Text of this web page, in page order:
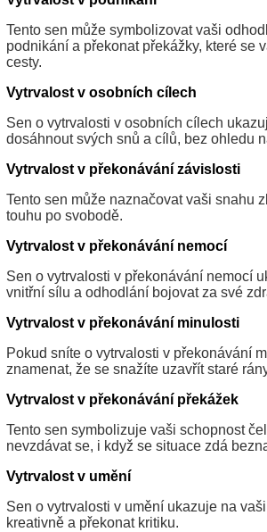
Tento sen může symbolizovat vaši
podnikání a překonat překážky, které se
cesty.
Vytrvalost v osobních cílech
Sen o vytrvalosti v osobních cílech
dosáhnout svých snů a cílů, bez ohledu
Vytrvalost v překonávání závislosti
Tento sen může naznačovat vaši snahu
touhu po svobodě.
Vytrvalost v překonávání nemocí
Sen o vytrvalosti v překonávání nemocí
vnitřní sílu a odhodlání bojovat za své
Vytrvalost v překonávání minulosti
Pokud sníte o vytrvalosti v překonávání
znamenat, že se snažíte uzavřít staré
Vytrvalost v překonávání překážek
Tento sen symbolizuje vaši schopnost
nevzdávat se, i když se situace zdá
Vytrvalost v umění
Sen o vytrvalosti v umění ukazuje na
kreativně a překonat kritiku.